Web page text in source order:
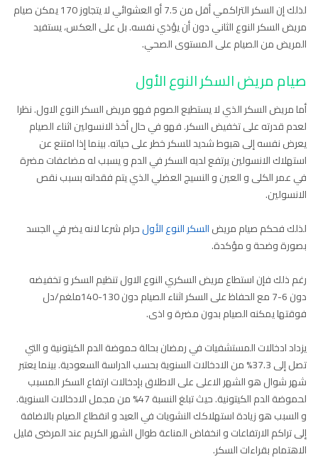
لذلك إن السكر التراكمي أقل من 7.5 أو العشوائي لا يتجاوز 170 يمكن صيام
مريض السكر النوع الثاني دون أن يؤذي نفسه. بل على العكس، يستفيد
المريض من الصيام على المستوى الصحي.
صيام مريض السكر النوع الأول
أما مريض السكر الذي لا يستطيع الصوم فهو مريض السكر النوع الاول. نظرا
لعدم قدرته على تخفيض السكر. فهو في حال أخذ الانسولين اثناء الصيام
يعرض نفسه إلى هبوط شديد للسكر خطر على حياته. بينما إذا امتنع عن
استهلاك الانسولين يرتفع لديه السكر في الدم و يسبب له مضاعفات مضرة
في عمر الكلى و العين و النسيج العضلي الذي يتم فقدانه بسبب نقص
الانسولين.
لذلك فحكم صيام مريضالسكر النوع الأولحرام شرعا لانه يضر في الجسد
بصورة وضحة و مؤكدة.
رغم ذلك فإن استطاع مريض السكري النوع الاول تنظيم السكر و تخفيضه
دون 6-7 مع الحفاظ على السكر اثناء الصيام دون 130-140ملغم/دل
فوقتها يمكنه الصيام بدون مضرة و اذى.
يزداد ادخالات المستشفيات في رمضان بحالة حموضة الدم الكيتونية و التي
تصل إلى 37.3% من الادخالات السنوية بحسب الدراسة السعودية. بينما يعتبر
شهر شوال هو الشهر الاعلى على الاطلاق بإدخالات ارتفاع السكر المسبب
لحموضة الدم الكيتونية. حيث تبلغ النسبة 47% من مجمل الادخالات السنوية.
و السبب هو زيادة استهلاكك النشويات في العيد و انقطاع الصيام بالاضافة
إلى تراكم الارتفاعات و انخفاض المناعة طوال الشهر الكريم عند المرضى قليل
الاهتمام بقراءات السكر.